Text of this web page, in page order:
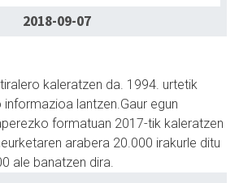
2018-09-07
kaleratzen da. 1994. urtetik
lantzen.Gaur egun
formatuan 2017-tik kaleratzen
arabera 20.000 irakurle ditu
ale banatzen dira.